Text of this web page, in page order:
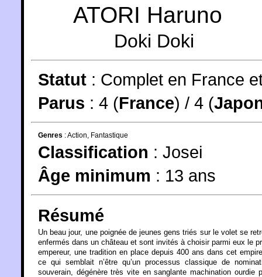
ATORI Haruno
Doki Doki
Statut : Complet en France
Parus : 4 (France) / 4 (
Genres :Action Fantastique
Classification : Josei
Âge minimum : 13 ans
Résumé
Un beau jour, une poignée de jeunes gens triés sur le volet se
enfermés dans un château et sont invités à choisir parmi eux le
empereur, une tradition en place depuis 400 ans dans cet
ce qui semblait n’être qu’un processus classique de
souverain, dégénère très vite en sanglante machination ourdie